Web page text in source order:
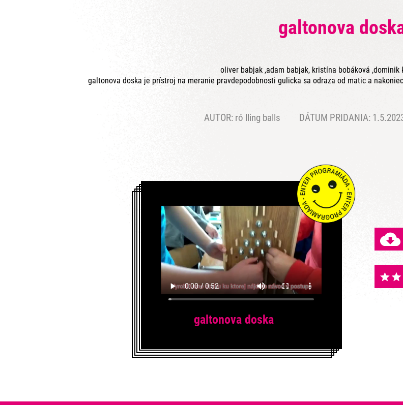
galtonova
oliver babjak ,adam babjak, kristína bobáková ,dominik
galtonova doska je prístroj na meranie pravdepodobnosti gulicka sa odraza od matic a
AUTOR: ró lling balls DÁTUM PRIDANIA:
galtonova doska